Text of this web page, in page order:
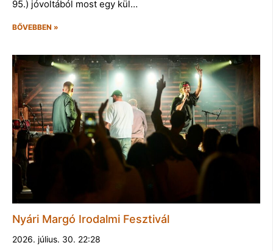
95.) jóvoltából most egy kül…
BŐVEBBEN »
Nyári Margó Irodalmi Fesztivál
2026. július. 30. 22:28